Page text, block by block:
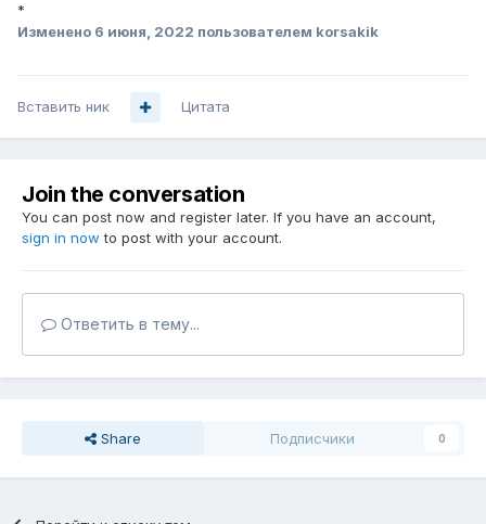
*
Изменено 6 июня, 2022 пользователем korsakik
Вставить ник Цитата
Join the conversation
You can post now and register later. If you have an account,
sign in now to post with your account.
Ответить в тему...
Share Подписчики 0